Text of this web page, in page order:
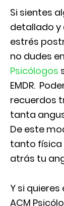
Si sientes
detallado y
estrés
no dudes
Psicólogos
EMDR.
recuerdos
tanta
De este
tanto física
atrás tu
Y si
ACM